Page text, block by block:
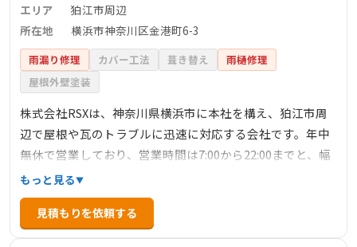
エリア
狛江市周辺
所在地
横浜市神奈川区金港町6-3
雨漏り修理 カバー工法 葺き替え
雨樋修理
屋根外壁塗装
株式会社RSXは、神奈川県横浜市に本社を構え、狛江市周
辺で屋根や瓦のトラブルに迅速に対応する会社です。年中
無休で営業しており、営業時間は7:00から22:00までと、幅
広い時間帯で対応しています。現地調査や見積もりは無料
で提供しており、壊れた箇所のみの修理にも対応している
ため、費用を抑えたい方にも適しています。詳細な施工事
例や料金に関する情報は公開されていませんが、迅速かつ
もっと見る
見積もりを依頼する